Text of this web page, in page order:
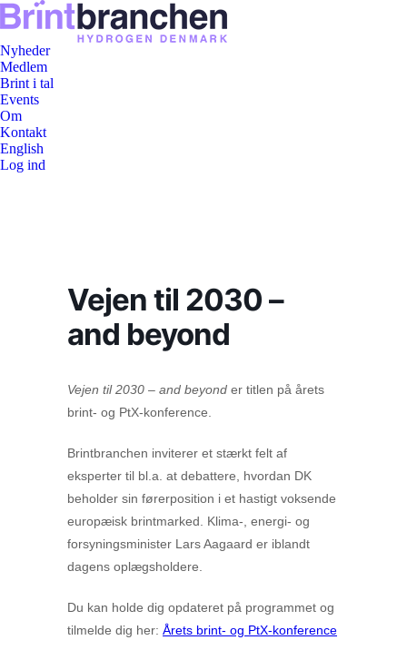
Nyheder
Medlem
Brint i tal
Events
Om
Kontakt
English
Log ind
Vejen til 2030 –
and beyond
Vejen til 2030 – and beyond er titlen på årets
brint- og PtX-konference.
Brintbranchen inviterer et stærkt felt af
eksperter til bl.a. at debattere, hvordan DK
beholder sin førerposition i et hastigt voksende
europæisk brintmarked. Klima-, energi- og
forsyningsminister Lars Aagaard er iblandt
dagens oplægsholdere.
Du kan holde dig opdateret på programmet og
tilmelde dig her: Årets brint- og PtX-konference